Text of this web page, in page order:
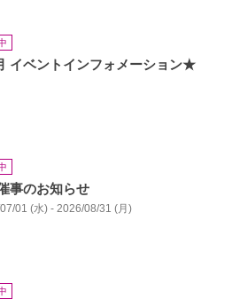
イベントインフォメーション★
事のお知らせ
01 (水) - 2026/08/31 (月)